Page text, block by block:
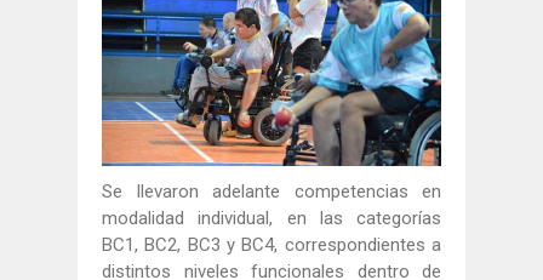
Se llevaron adelante competencias en
modalidad individual, en las categorías
BC1, BC2, BC3 y BC4, correspondientes a
distintos niveles funcionales dentro de